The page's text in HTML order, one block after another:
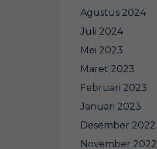
Agustus 2024
Juli 2024
Mei 2023
Maret 2023
Februari 2023
Januari 2023
Desember 2022
November 2022